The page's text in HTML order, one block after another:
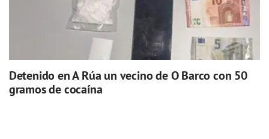
Detenido en A Rúa un vecino de O Barco con 50
gramos de cocaína